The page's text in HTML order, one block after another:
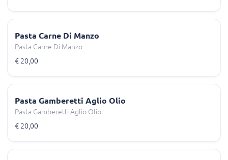
Pasta Carne Di Manzo
Pasta Carne Di Manzo
€ 20,00
Pasta Gamberetti Aglio Olio
Pasta Gamberetti Aglio Olio
€ 20,00